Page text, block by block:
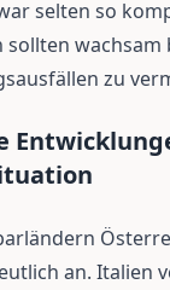
selten so
wachsam
zu
an. Italien